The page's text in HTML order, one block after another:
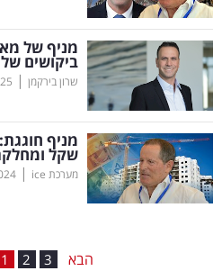
רכב
בריאות
תרבות
ופנאי
תיירות
מניף של
ביקושים של 350 מיליון שקל
שרון בירקמן |
שקל
מערכת ice |
1 2 3 הבא